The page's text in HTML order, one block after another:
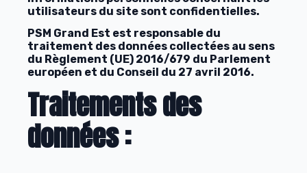
utilisateurs du site sont confidentielles.
PSM Grand Est est responsable du
traitement des données collectées au sens
du Règlement (UE) 2016/679 du Parlement
européen et du Conseil du 27 avril 2016.
Traitements des
données :